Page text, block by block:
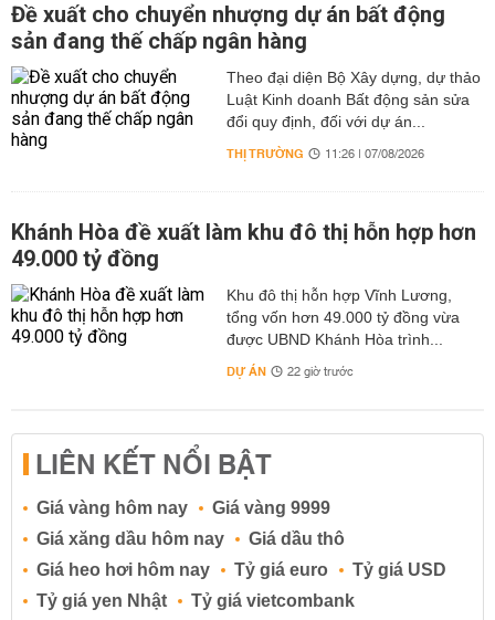
ABC
TP HCM – Đài
Trung – Tháp
Taipei 101 –
Chùa Long
Sơn – Tây
Lâm – Phố cổ
Thập Phần –
Nhà tưởng
niệm Tưởng
Giới Thạch –
Phủ Tổng
Thống – Hồ
đêm Phùng
Giáp – Đài
Hùng
Nghỉ tại
khách
sạn
chuẩn
3 sao.
theo
thực
của
trình.
bay
(Vietjet
Air)
TP HCM –
Phật Quang
Sơn Tự - Hồ
Nghỉ tại
khách
Đề xuất cho chuyển nhượng dự án bất động
sản đang thế chấp ngân hàng
Theo đại diện Bộ Xây dựng, dự thảo
Luật Kinh doanh Bất động sản sửa
đổi quy định, đối với dự án...
THỊ TRƯỜNG 11:26 | 07/08/2026
Khánh Hòa đề xuất làm khu đô thị hỗn hợp hơn
49.000 tỷ đồng
Khu đô thị hỗn hợp Vĩnh Lương,
tổng vốn hơn 49.000 tỷ đồng vừa
được UBND Khánh Hòa trình...
DỰ ÁN 22 giờ trước
LIÊN KẾT NỔI BẬT
Giá vàng hôm nay
Giá vàng 9999
Giá xăng dầu hôm nay
Giá dầu thô
Giá heo hơi hôm nay
Tỷ giá euro
Tỷ giá USD
Tỷ giá yen Nhật
Tỷ giá vietcombank